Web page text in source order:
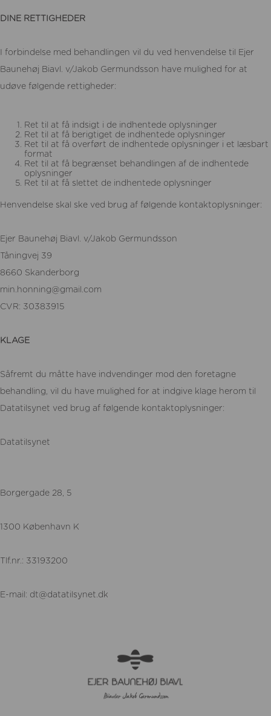
DINE RETTIGHEDER
I forbindelse med behandlingen vil du ved henvendelse til Ejer
Baunehøj Biavl. v/Jakob Germundsson have mulighed for at
udøve følgende rettigheder:
Ret til at få indsigt i de indhentede oplysninger
Ret til at få berigtiget de indhentede oplysninger
Ret til at få overført de indhentede oplysninger i et læsbart
format
Ret til at få begrænset behandlingen af de indhentede
oplysninger
Ret til at få slettet de indhentede oplysninger
Henvendelse skal ske ved brug af følgende kontaktoplysninger:
Ejer Baunehøj Biavl. v/Jakob Germundsson
Tåningvej 39
8660 Skanderborg
min.honning@gmail.com
CVR: 30383915
KLAGE
Såfremt du måtte have indvendinger mod den foretagne
behandling, vil du have mulighed for at indgive klage herom til
Datatilsynet ved brug af følgende kontaktoplysninger:
Datatilsynet
Borgergade 28, 5
1300 København K
Tlf.nr.: 33193200
E-mail: dt@datatilsynet.dk